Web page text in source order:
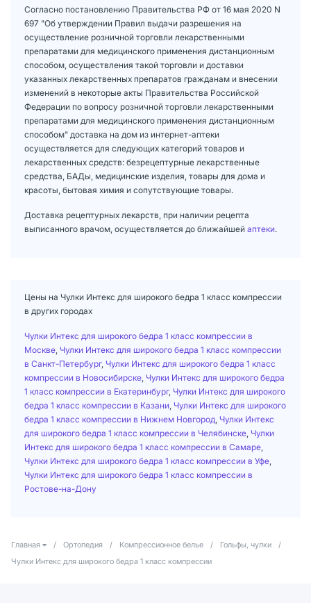
Согласно постановлению Правительства РФ от 16 мая 2020 N
697 "Об утверждении Правил выдачи разрешения на
осуществление розничной торговли лекарственными
препаратами для медицинского применения дистанционным
способом, осуществления такой торговли и доставки
указанных лекарственных препаратов гражданам и внесении
изменений в некоторые акты Правительства Российской
Федерации по вопросу розничной торговли лекарственными
препаратами для медицинского применения дистанционным
способом" доставка на дом из интернет-аптеки
осуществляется для следующих категорий товаров и
лекарственных средств: безрецептурные лекарственные
средства, БАДы, медицинские изделия, товары для дома и
красоты, бытовая химия и сопутствующие товары.
Доставка рецептурных лекарств, при наличии рецепта
выписанного врачом, осуществляется до ближайшей аптеки.
Цены на Чулки Интекс для широкого бедра 1 класс компрессии
в других городах
Чулки Интекс для широкого бедра 1 класс компрессии в
Москве Чулки Интекс для широкого бедра 1 класс компрессии
в Санкт-Петербург, Чулки Интекс для широкого бедра 1 класс
компрессии в Новосибирске Чулки Интекс для широкого бедра
1 класс компрессии в Екатеринбург, Чулки Интекс для широкого
бедра 1 класс компрессии в Казани Чулки Интекс для широкого
бедра 1 класс компрессии в Нижнем Новгород Чулки Интекс
для широкого бедра 1 класс компрессии в Челябинске Чулки
Интекс для широкого бедра 1 класс компрессии в Самаре
Чулки Интекс для широкого бедра 1 класс компрессии в Уфе
Чулки Интекс для широкого бедра 1 класс компрессии в
Ростове-на-Дону
Главная / Ортопедия / Компрессионное белье / Гольфы, чулки
/
Чулки Интекс для широкого бедра 1 класс компрессии